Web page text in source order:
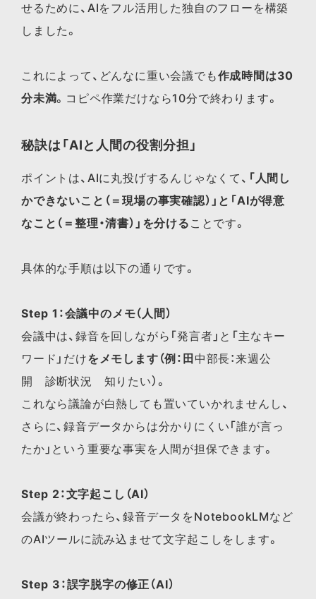
せるために、AIをフル活用した独自のフローを構築
しました。
これによって、どんなに重い会議でも作成時間は30
分未満。コピペ作業だけなら10分で終わります。
秘訣は「AIと人間の役割分担」
ポイントは、AIに丸投げするんじゃなくて、 「人間し
かできないこと（＝現場の事実確認）」と「AIが得意
なこと（＝整理・清書）」を分ける ことです。
具体的な手順は以下の通りです。
Step 1：会議中のメモ（人間）
会議中は、録音を回しながら「発言者」と「主なキー
ワード」だけをメモします（例：田 中部長：来週公
開 診断状況 知りたい）。
これなら議論が白熱しても置いていかれませんし、
さらに、録音データからは分かりにくい「誰が言っ
たか」という重要な事実を人間が担保できます。
Step 2：文字起こし（AI）
会議が終わったら、録音データをNotebookLMなど
のAIツールに読み込ませて文字起こしをします。
Step 3：誤字脱字の修正（AI）